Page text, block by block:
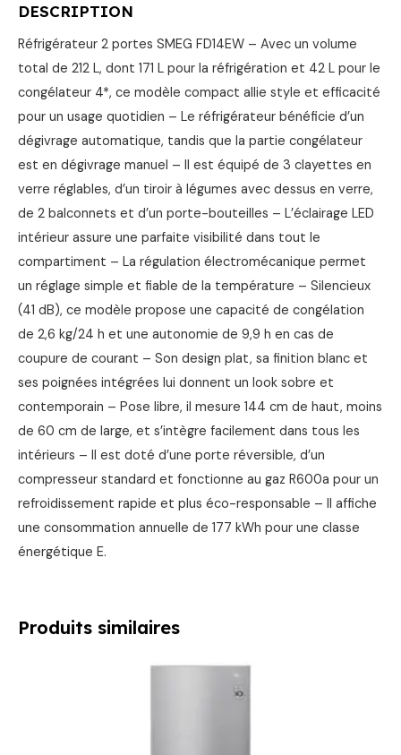
DESCRIPTION
Réfrigérateur 2 portes SMEG FD14EW – Avec un volume
total de 212 L, dont 171 L pour la réfrigération et 42 L pour le
congélateur 4*, ce modèle compact allie style et efficacité
pour un usage quotidien – Le réfrigérateur bénéficie d’un
dégivrage automatique, tandis que la partie congélateur
est en dégivrage manuel – Il est équipé de 3 clayettes en
verre réglables, d’un tiroir à légumes avec dessus en verre,
de 2 balconnets et d’un porte-bouteilles – L’éclairage LED
intérieur assure une parfaite visibilité dans tout le
compartiment – La régulation électromécanique permet
un réglage simple et fiable de la température – Silencieux
(41 dB), ce modèle propose une capacité de congélation
de 2,6 kg/24 h et une autonomie de 9,9 h en cas de
coupure de courant – Son design plat, sa finition blanc et
ses poignées intégrées lui donnent un look sobre et
contemporain – Pose libre, il mesure 144 cm de haut, moins
de 60 cm de large, et s’intègre facilement dans tous les
intérieurs – Il est doté d’une porte réversible, d’un
compresseur standard et fonctionne au gaz R600a pour un
refroidissement rapide et plus éco-responsable – Il affiche
une consommation annuelle de 177 kWh pour une classe
énergétique E.
Produits similaires
Le